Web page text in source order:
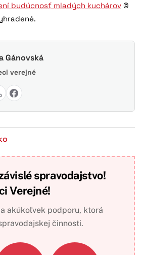
budúcnosť mladých kuchárov©
Gánovská
verejné
spravodajstvo!
Verejné!
akúkoľvek podporu, ktorá
činnosti.